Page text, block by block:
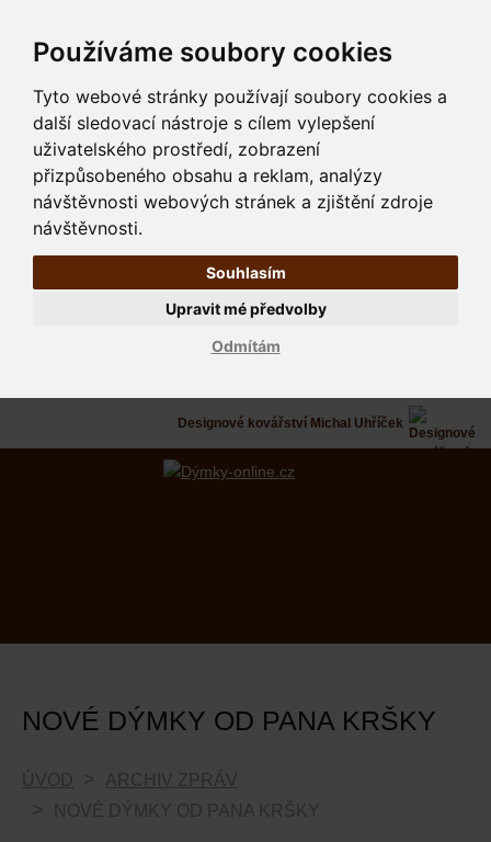
Používáme soubory cookies
Tyto webové stránky používají soubory cookies a
další sledovací nástroje s cílem vylepšení
uživatelského prostředí, zobrazení
přizpůsobeného obsahu a reklam, analýzy
návštěvnosti webových stránek a zjištění zdroje
návštěvnosti.
Souhlasím
Odmítám
Upravit mé předvolby
Designové kovářství Michal Uhříček
NOVÉ DÝMKY OD PANA KRŠKY
ÚVOD
ARCHIV ZPRÁV
NOVÉ DÝMKY OD PANA KRŠKY